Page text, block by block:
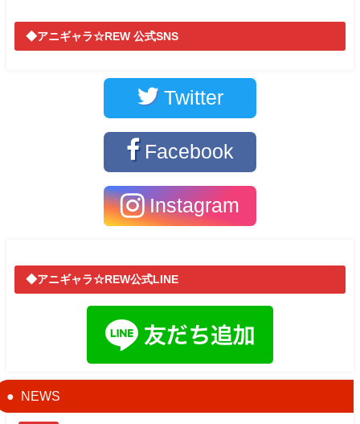
◆アニギャラ☆REW 公式SNS
Twitter
Facebook
Instagram
◆アニギャラ☆REW公式LINE
NEWS